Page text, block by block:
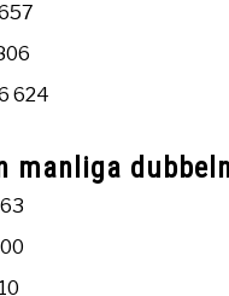
624
manliga